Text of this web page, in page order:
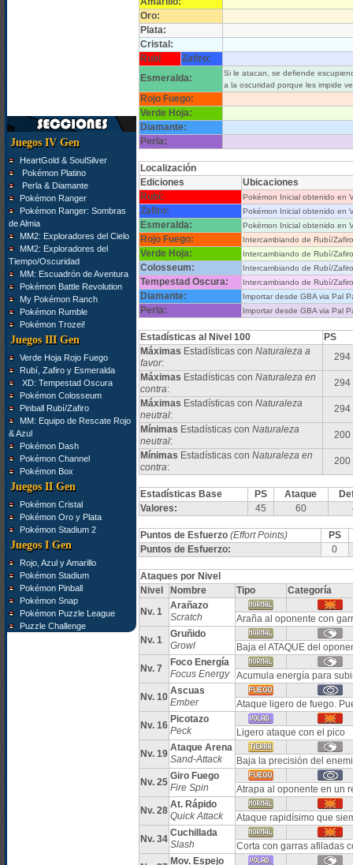
Juegos IV Gen
HeartGold & SoulSilver
Pokémon Platino
Perla & Diamante
Pokémon Ranger
Pokémon Ranger: Sombras
de Almia
MM2: Exploradores del Cielo
MM2: Exploradores del
Tiempo/Oscuridad
MM: Escuadrón de Aventura
Pokémon Battle Revolution
My Pokémon Ranch
Pokémon Rumble
Pokémon Trozei!
Juegos III Gen
Verde Hoja Rojo Fuego
Rubí, Zafiro y Esmeralda
XD: Tempestad Oscura
Pokémon Colosseum
Pinball Rubí/Zafiro
MM: Equipo de Rescate Rojo
& Azul
Pokémon Dash
Pokémon Channel
Pokémon Box
Juegos II Gen
Pokémon Cristal
Pokémon Oro y Plata
Pokémon Stadium 2
Juegos I Gen
Rojo, Azul y Amarillo
Pokémon Stadium
Pokémon Pinball
Pokémon Snap
Pokémon Puzzle League
Puzzle Challenge
Oro:
Plata:
Cristal:
Rubí
Zafiro:
Esmeralda:
Si le atacan, se defiende
a la oscuridad porque les impide
Rojo Fuego:
Verde Hoja:
Diamante:
Perla:
Localización
Ediciones
Ubicaciones
Rubí:
Pokémon Inicial obtenido en
Zafiro: Pokémon Inicial obtenido en
Esmeralda: Pokémon Inicial obtenido en
Rojo Fuego: Intercambiando de Rubí/
Verde Hoja: Intercambiando de Rubí/
Colosseum: Intercambiando de Rubí/
Tempestad Oscura: Intercambiando de Rubí/
Diamante: Importar desde GBA via Pal
Perla: Importar desde GBA via Pal
Estadísticas al Nivel 100
PS
Máximas Estadísticas con Naturaleza a
favor:
294
Máximas Estadísticas con Naturaleza en
contra:
294
Máximas Estadísticas con Naturaleza
neutral:
294
Mínimas Estadísticas con Naturaleza
neutral:
200
Mínimas Estadísticas con Naturaleza en
contra:
200
Estadísticas Base PS Ataque
Valores:
45 60
Puntos de Esfuerzo (Effort Points)
PS
Puntos de Esfuerzo:
0
Ataques por Nivel
Nivel
Nombre Tipo
Categoría
Nv. 1
Arañazo
Scratch
Araña al oponente con
Nv. 1
Gruñido
Growl
Baja el ATAQUE del
Nv. 7
Foco Energía
Focus Energy
Acumula energía para
Nv. 10
Ascuas
Ember
Ataque ligero de fuego.
Nv. 16
Picotazo
Peck
Ligero ataque con el pico
Nv. 19
Ataque Arena
Sand-Attack
Baja la precisión del
Nv. 25
Giro Fuego
Fire Spin
Atrapa al oponente en un
Nv. 28
At. Rápido
Quick Attack
Ataque rapidísimo que
Nv. 34
Cuchillada
Slash
Corta con garras afiladas
Mov. Espejo